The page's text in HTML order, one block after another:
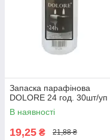
Запаска парафінова
DOLORE 24 год. 30шт/уп
В наявності
19,25 ₴ 21,88 ₴